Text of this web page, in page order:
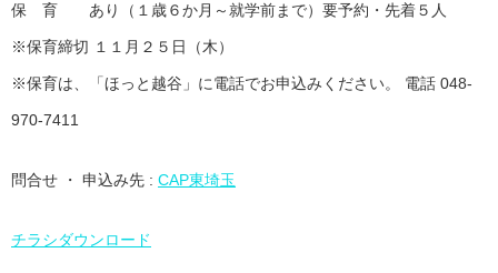
保 育 あり（１歳６か月～就学前まで）要予約・先着５人
※保育締切 １１月２５日（木）
※保育は、「ほっと越谷」に電話でお申込みください。 電話 048-
970-7411
問合せ ・ 申込み先 : CAP東埼玉
チラシダウンロード